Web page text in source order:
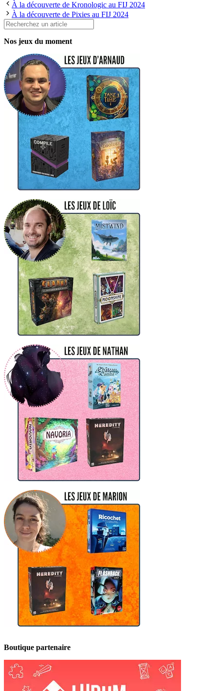
À la découverte de Kronologic au FIJ 2024
À la découverte de Pixies au FIJ 2024
Rechercher
Nos jeux du moment
Boutique partenaire